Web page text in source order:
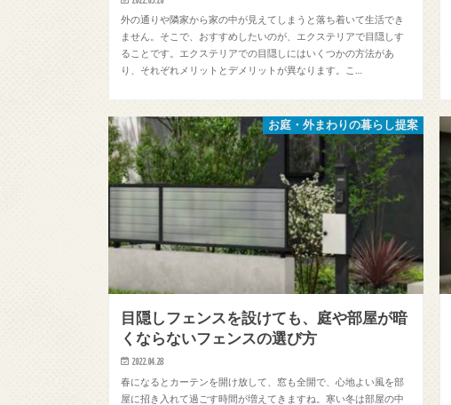
外の通りや隣家から家の中が見えてしまうと落ち着いて生活でき
ません。そこで、おすすめしたいのが、エクステリアで目隠しす
ることです。エクステリアでの目隠しにはいくつかの方法があ
り、それぞれメリットとデメリットが異なります。こ…
お庭・外まわりの暮らし提案
目隠しフェンスを設けても、庭や部屋が暗
くならないフェンスの選び方
2022.04.28
春になるとカーテンを開け放して、窓も全開で、心地よい風を部
屋に招き入れて過ごす時間が増えてきますね。寒い冬は部屋の中